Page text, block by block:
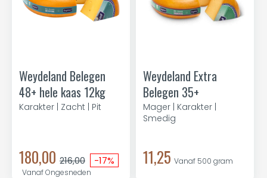
Weydeland Belegen
48+ hele kaas 12kg
Karakter | Zacht | Pit
180,00 216,00 -17%
Vanaf Ongesneden
Weydeland Extra
Belegen 35+
Mager | Karakter |
Smedig
11,25 Vanaf 500 gram